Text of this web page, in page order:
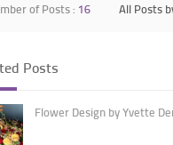
of Posts : 16 All Posts
Posts
Flower Design by Yvette